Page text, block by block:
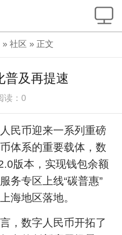
»社区 » 正文
普及再提速
读：0
民币迎来一系列重磅
体系的重要载体，数
版本，实现钱包余额
务专区上线“碳普惠”
海地区落地。
，数字人民币开拓了